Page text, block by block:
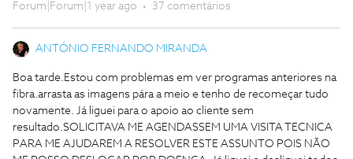
Forum|Forum|1 year ago 37 comentários
ANTÓNIO FERNANDO MIRANDA
Boa tarde.Estou com problemas em ver programas anteriores na
fibra.arrasta as imagens pára a meio e tenho de recomeçar tudo
novamente. Já liguei para o apoio ao cliente sem
resultado.SOLICITAVA ME AGENDASSEM UMA VISITA TECNICA
PARA ME AJUDAREM A RESOLVER ESTE ASSUNTO POIS NÃO